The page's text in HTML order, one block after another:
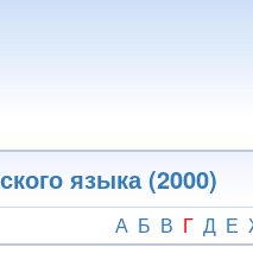
языка (2000)
А Б В Г Д Е